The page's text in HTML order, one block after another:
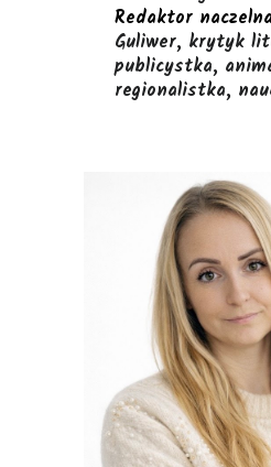
Redaktor naczelna
Guliwer, krytyk
publicystka,
regionalistka,